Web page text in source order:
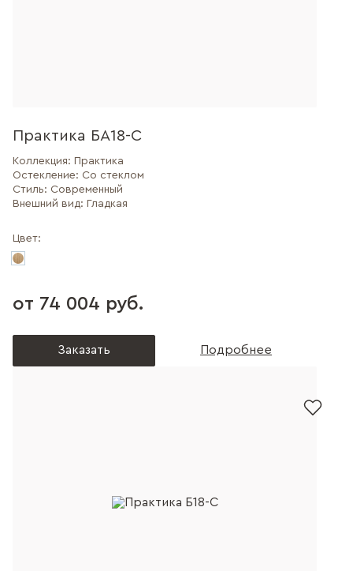
Практика БА18-С
Коллекция: Практика
Остекление: Со стеклом
Стиль: Современный
Внешний вид: Гладкая
Цвет:
от 74 004 руб.
Заказать Подробнее